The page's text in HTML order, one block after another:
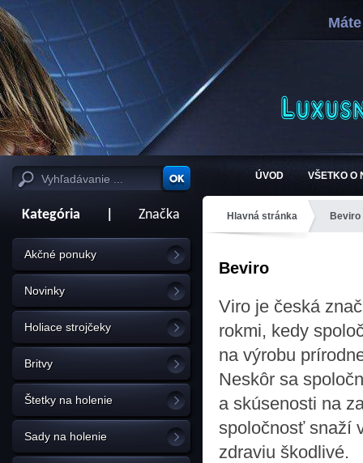
ÚVOD VŠETKO O
Kategória Značka
Akčné ponuky
Novinky
Holiace strojčeky
Britvy
Štetky na holenie
Sady na holenie
Hlavná stránka Beviro
Beviro
Viro je česká
rokmi, kedy
na výrobu
Neskôr sa
a skúsenosti na
spoločnosť snaží
zdraviu škodlivé.